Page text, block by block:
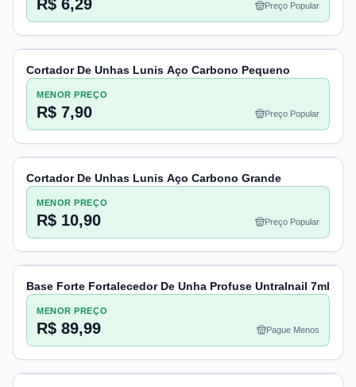
R$ 6,29 Preço Popular
Cortador De Unhas Lunis Aço Carbono Pequeno
MENOR PREÇO
R$ 7,90 Preço Popular
Cortador De Unhas Lunis Aço Carbono Grande
MENOR PREÇO
R$ 10,90 Preço Popular
Base Forte Fortalecedor De Unha Profuse Untralnail 7ml
MENOR PREÇO
R$ 89,99 Pague Menos